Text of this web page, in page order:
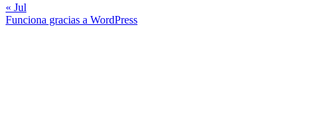
« Jul
Funciona gracias a WordPress